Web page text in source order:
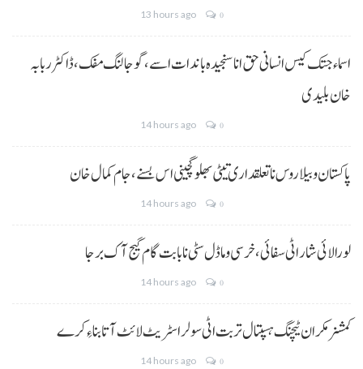
13 hours ago 0
اسماء جتک کیس انسانی حق انا سنجیدہ باندات اسے، گوجالنگ مفک،ڈاکٹر ربابہ
خان بلیدی
14 hours ago 0
پاکستان و بیلاروس نا تعلقداری تیٹی بھلو گچینی اس بسنے، جام کمال خان
14 hours ago 0
لورالائی شار اٹی سفائی، خرسی و ماڈل سٹی نا بابت گام گیج آک برجا
14 hours ago 0
کمشنر مکران ٹیچنگ ہسپتال تربت اٹی سولر اسٹریٹ لائٹ آتا بناءِ کرے
14 hours ago 0